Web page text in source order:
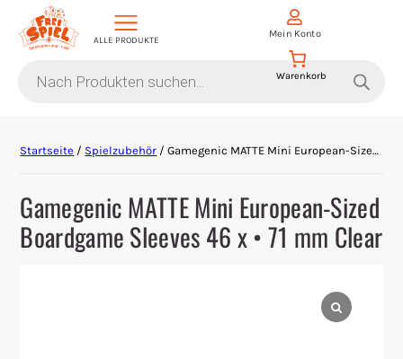
ALLE PRODUKTE
search
Mein Konto
Events
Startseite / Spielzubehör / Gamegenic MATTE Mini European-Sized Boardgame Sleeves 46 x • 71 mm Clear
Gamegenic MATTE Mini European-Sized
Boardgame Sleeves 46 x • 71 mm Clear